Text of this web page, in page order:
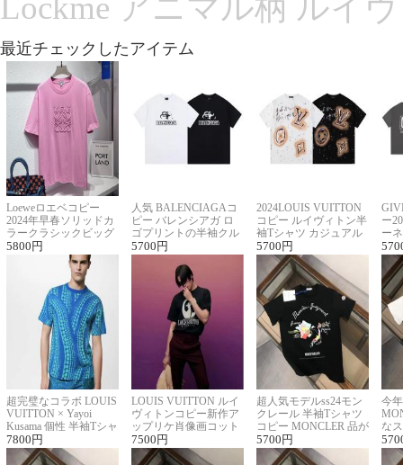
Lockme アニマル柄 ルイ
最近チェックしたアイテム
Loeweロエベコピー
2024年早春ソリッドカ
ラークラシックビッグ
ロゴ刺繍Tシャツ
5800 円
人気 BALENCIAGAコ
ピー バレンシアガ ロ
ゴプリントの半袖クル
ーネックTシャツ
5700 円
2024LOUIS VUITTON
コピー ルイヴィトン半
袖Tシャツ カジュアル
に馴染む 2色展開
5700 円
ー
ー
ー
超完璧なコラボ LOUIS
VUITTON × Yayoi
Kusama 個性 半袖Tシャ
ツコピー男女兼用
7800 円
LOUIS VUITTON ルイ
ヴィトンコピー新作ア
ップリケ肖像画コット
ンニット半袖Tシャツ
7500 円
超人気モデルss24モン
クレール 半袖Tシャツ
コピー MONCLER 品が
良く見た目
5700 円
今
な
ル